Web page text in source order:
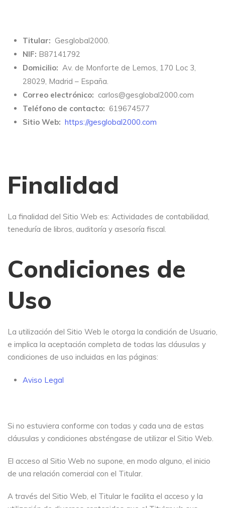
Titular: Gesglobal2000.
NIF: B87141792
Domicilio: Av. de Monforte de Lemos, 170 Loc 3,
28029, Madrid – España.
Correo electrónico: carlos@gesglobal2000.com
Teléfono de contacto: 619674577
Sitio Web: https://gesglobal2000.com
Finalidad
La finalidad del Sitio Web es: Actividades de contabilidad,
teneduría de libros, auditoría y asesoría fiscal.
Condiciones de
Uso
La utilización del Sitio Web le otorga la condición de Usuario,
e implica la aceptación completa de todas las cláusulas y
condiciones de uso incluidas en las páginas:
Aviso Legal
Si no estuviera conforme con todas y cada una de estas
cláusulas y condiciones absténgase de utilizar el Sitio Web.
El acceso al Sitio Web no supone, en modo alguno, el inicio
de una relación comercial con el Titular.
A través del Sitio Web, el Titular le facilita el acceso y la